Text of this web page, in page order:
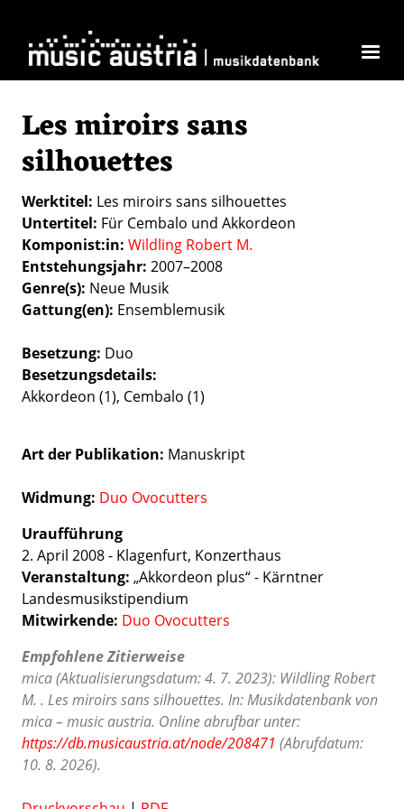
Les miroirs sans
silhouettes
Werktitel Les miroirs sans silhouettes
Untertitel Für Cembalo und Akkordeon
Komponist:in Wildling Robert M.
Entstehungsjahr 2007–2008
Genre(s) Neue Musik
Gattung(en) Ensemblemusik
Besetzung Duo
Besetzungsdetails
Akkordeon (1), Cembalo (1)
Art der Publikation Manuskript
Widmung: Duo Ovocutters
Uraufführung
2. April 2008 - Klagenfurt, Konzerthaus
Veranstaltung: „Akkordeon plus“ - Kärntner
Landesmusikstipendium
Mitwirkende: Duo Ovocutters
Empfohlene Zitierweise
mica (Aktualisierungsdatum: 4. 7. 2023): Wildling Robert
M. . Les miroirs sans silhouettes. In: Musikdatenbank von
mica – music austria. Online abrufbar unter:
https://db.musicaustria.at/node/208471 (Abrufdatum:
10. 8. 2026).